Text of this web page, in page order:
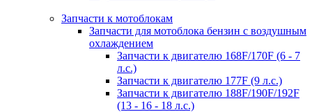
Запчасти к мотоблокам
Запчасти для мотоблока бензин с воздушным
охлаждением
Запчасти к двигателю 168F/170F (6 - 7
л.с.)
Запчасти к двигателю 177F (9 л.с.)
Запчасти к двигателю 188F/190F/192F
(13 - 16 - 18 л.с.)